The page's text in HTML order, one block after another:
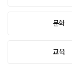
문화
교육